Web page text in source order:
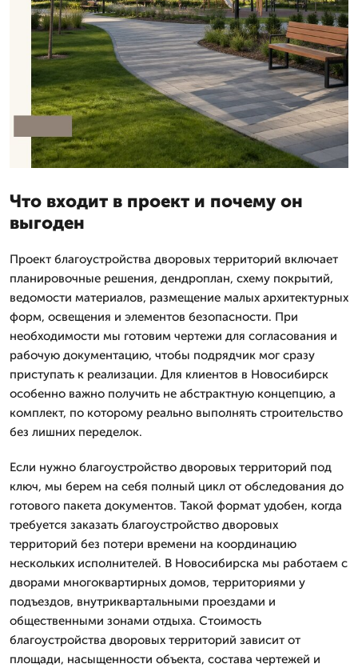
Что входит в проект и почему он
выгоден
Проект благоустройства дворовых территорий включает
планировочные решения, дендроплан, схему покрытий,
ведомости материалов, размещение малых архитектурных
форм, освещения и элементов безопасности. При
необходимости мы готовим чертежи для согласования и
рабочую документацию, чтобы подрядчик мог сразу
приступать к реализации. Для клиентов в Новосибирск
особенно важно получить не абстрактную концепцию, а
комплект, по которому реально выполнять строительство
без лишних переделок.
Если нужно благоустройство дворовых территорий под
ключ, мы берем на себя полный цикл от обследования до
готового пакета документов. Такой формат удобен, когда
требуется заказать благоустройство дворовых
территорий без потери времени на координацию
нескольких исполнителей. В Новосибирска мы работаем с
дворами многоквартирных домов, территориями у
подъездов, внутриквартальными проездами и
общественными зонами отдыха. Стоимость
благоустройства дворовых территорий зависит от
площади, насыщенности объекта, состава чертежей и